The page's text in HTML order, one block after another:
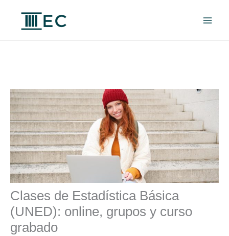
Clases de Estadística Básica
(UNED): online, grupos y curso
grabado